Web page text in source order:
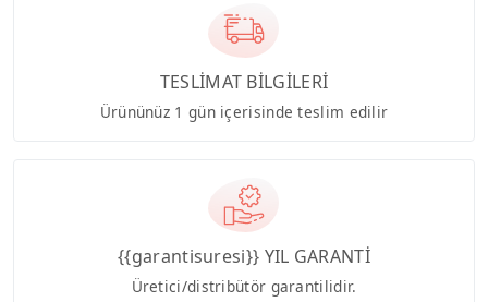
TESLİMAT BİLGİLERİ
Ürününüz 1 gün içerisinde teslim edilir
{{garantisuresi}} YIL GARANTİ
Üretici/distribütör garantilidir.